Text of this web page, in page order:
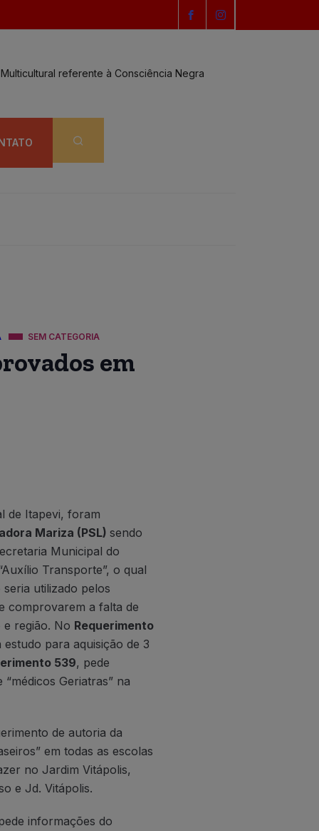
referente à Consciência Negra
SEM CATEGORIA
em
de Itapevi, foram
Mariza (PSL) sendo
Municipal do
Transporte”, o qual
utilizado pelos
comprovarem a falta de
região. No Requerimento
para aquisição de 3
539, pede
Geriatras” na
de autoria da
em todas as escolas
no Jardim Vitápolis,
e Jd. Vitápolis.
informações do